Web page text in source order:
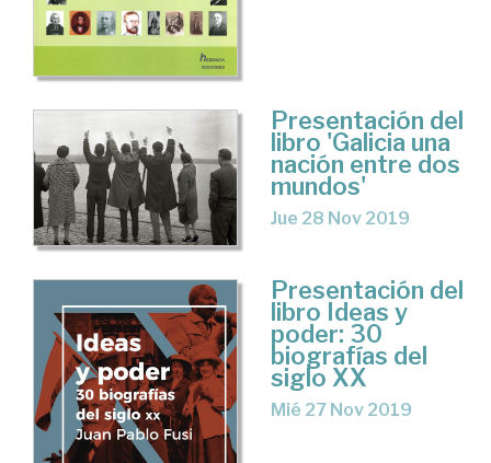
Presentación del
libro 'Galicia una
nación entre dos
mundos'
Jue 28 Nov 2019
Presentación del
libro Ideas y
poder: 30
biografías del
siglo XX
Mié 27 Nov 2019